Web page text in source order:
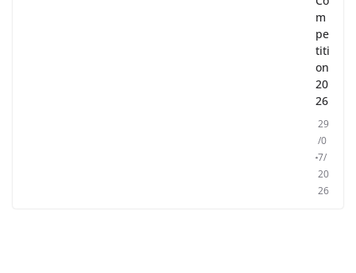
m
pe
titi
on
20
26
29
/0
7/
20
26